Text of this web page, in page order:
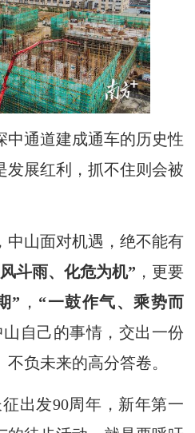
通道建成通车的历史性
发展红利，抓不住则会被
山面对机遇，绝不能有
斗雨、化危为机” ，更要
” ， “一鼓作气、乘势而
山自己的事情，交出一份
负未来的高分答卷。
出发90周年，新年第一